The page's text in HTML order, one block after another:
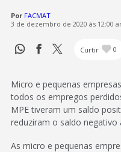
Por FACMAT
3 de dezembro de 2020 às 12:00
Curtir 0
Micro e pequenas
todos os empregos
MPE tiveram um saldo
reduziram o saldo negativo
As micro e pequenas